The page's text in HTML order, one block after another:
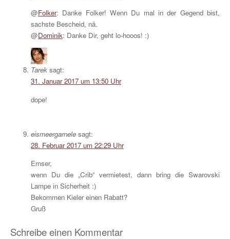
@Folker: Danke Folker! Wenn Du mal in der Gegend bist,
sachste Bescheid, nä.
@Dominik: Danke Dir, geht lo-hooos! :)
Tarek sagt:
31. Januar 2017 um 13:50 Uhr
dope!
eismeergarnele sagt:
28. Februar 2017 um 22:29 Uhr
Emser,
wenn Du die „Crib“ vermietest, dann bring die Swarovski
Lampe in Sicherheit :)
Bekommen Kieler einen Rabatt?
Gruß
Schreibe einen Kommentar